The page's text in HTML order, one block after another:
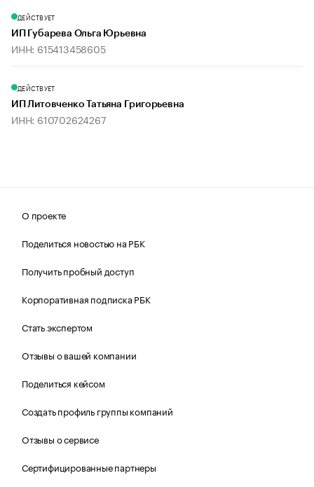
ДЕЙСТВУЕТ
ИП Губарева Ольга Юрьевна
ИНН: 615413458605
ДЕЙСТВУЕТ
ИП Литовченко Татьяна Григорьевна
ИНН: 610702624267
О проекте
Поделиться новостью на РБК
Получить пробный доступ
Корпоративная подписка РБК
Стать экспертом
Отзывы о вашей компании
Поделиться кейсом
Создать профиль группы компаний
Отзывы о сервисе
Сертифицированные партнеры